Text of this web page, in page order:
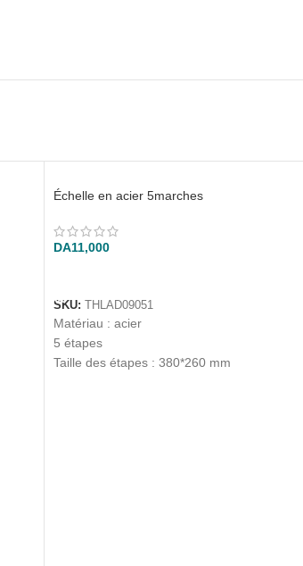
Échelle en acier 5marches
DA11,000
SKU: THLAD09051
Matériau : acier
5 étapes
Taille des étapes : 380*260 mm